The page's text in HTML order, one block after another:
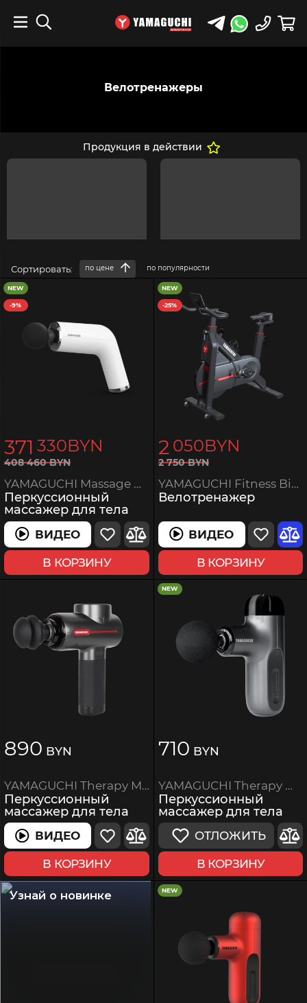
Велотренажеры
Продукция в действии
Сортировать: по цене по популярности
NEW
-9%
371 330BYN
408 460BYN
YAMAGUCHI Massage Gun PRO
Перкуссионный
массажер для тела
ВИДЕО
В КОРЗИНУ
NEW
-25%
2 050BYN
2 750BYN
YAMAGUCHI Fitness Bike
Велотренажер
ВИДЕО
В КОРЗИНУ
890 BYN
YAMAGUCHI Therapy Massage Gun
Перкуссионный
массажер для тела
ВИДЕО
В КОРЗИНУ
NEW
710 BYN
YAMAGUCHI Therapy Massage Gun Mini 2
Перкуссионный
массажер для тела
ОТЛОЖИТЬ
В КОРЗИНУ
Узнай о новинке NEW